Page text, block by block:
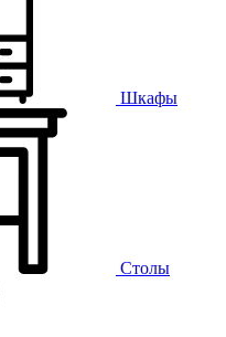
Шкафы
Столы